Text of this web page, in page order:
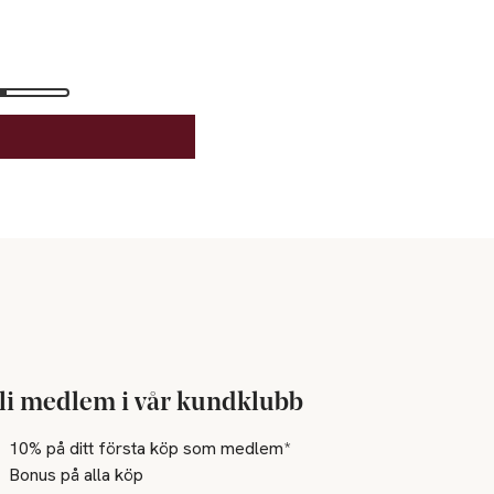
medlem i vår kundklubb
10% på ditt första köp som medlem*
Bonus på alla köp